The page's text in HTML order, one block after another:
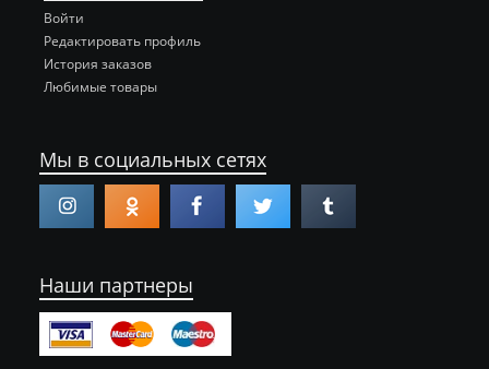
Войти
Редактировать профиль
История заказов
Любимые товары
Мы в социальных сетях
Наши партнеры